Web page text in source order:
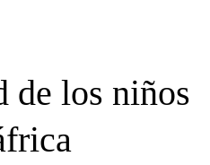
de los niños